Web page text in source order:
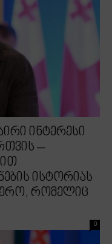
ინტერესი
–
ისტორიას
რომელიც
0